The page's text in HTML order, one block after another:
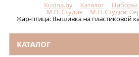
Kuzina.by Каталог Наборы
М.П. Студия М.П. Студия:
Жар-птица: Вышивка на пластиковой
КАТАЛОГ